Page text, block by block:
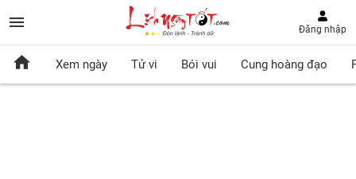
Đăng nhập
Xem ngày Tử vi Bói vui Cung hoàng đạo